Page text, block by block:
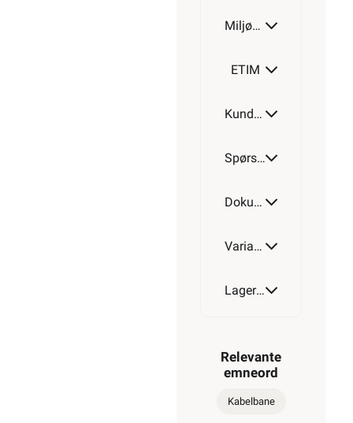
Miljøparametere
ETIM
Kundeomtale
Spørsmål og svar
Dokumentasjon
Varianter av artikkel
Lagerstatus
Relevante
emneord
Kabelbane